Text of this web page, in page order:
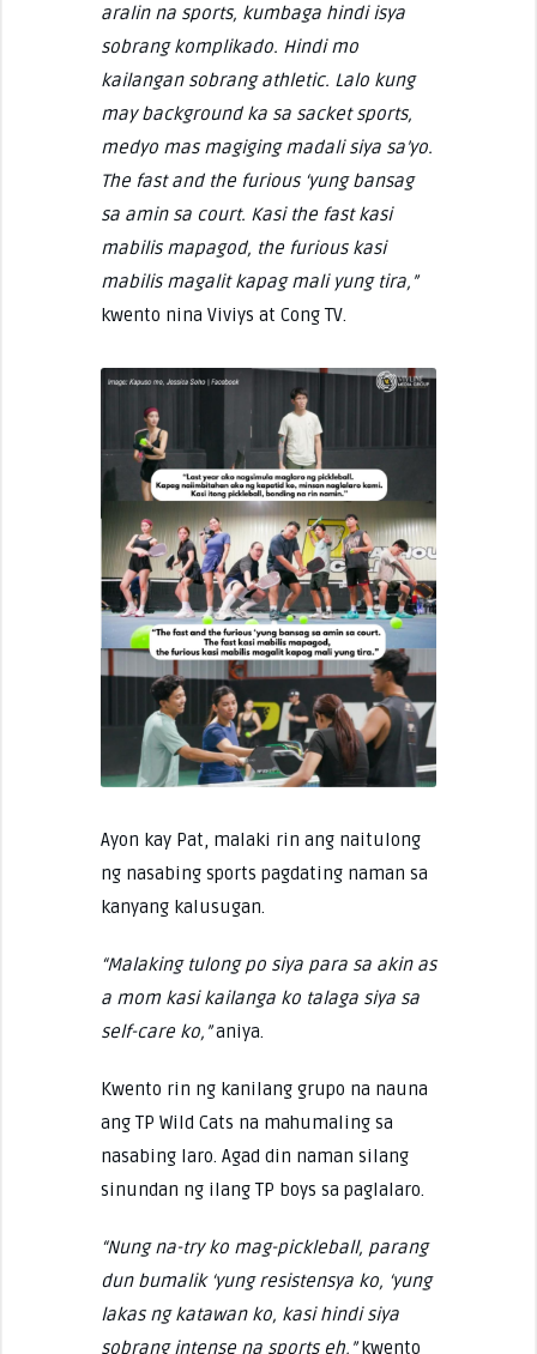
aralin na sports, kumbaga hindi isya
sobrang komplikado. Hindi mo
kailangan sobrang athletic. Lalo kung
may background ka sa sacket sports,
medyo mas magiging madali siya sa’yo.
The fast and the furious ‘yung bansag
sa amin sa court. Kasi the fast kasi
mabilis mapagod, the furious kasi
mabilis magalit kapag mali yung tira,”
kwento nina Viviys at Cong TV.
Ayon kay Pat, malaki rin ang naitulong
ng nasabing sports pagdating naman sa
kanyang kalusugan.
“Malaking tulong po siya para sa akin as
a mom kasi kailanga ko talaga siya sa
self-care ko,”aniya.
Kwento rin ng kanilang grupo na nauna
ang TP Wild Cats na mahumaling sa
nasabing laro. Agad din naman silang
sinundan ng ilang TP boys sa paglalaro.
“Nung na-try ko mag-pickleball, parang
dun bumalik ‘yung resistensya ko, ‘yung
lakas ng katawan ko, kasi hindi siya
sobrang intense na sports eh,”kwento